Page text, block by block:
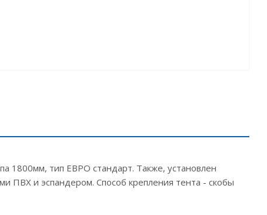
1800мм, тип ЕВРО стандарт. Также, установлен
ПВХ и эспандером. Способ крепления тента - скобы